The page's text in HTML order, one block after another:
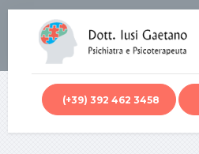
(+39) 392 462 3458